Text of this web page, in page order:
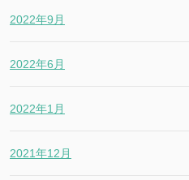
2022年9月
2022年6月
2022年1月
2021年12月